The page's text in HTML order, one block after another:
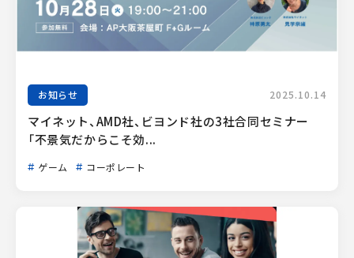
お知らせ 2025.10.14
マイネット、AMD社、ビヨンド社の3社合同セミナー
「不景気だからこそ効...
ゲーム コーポレート